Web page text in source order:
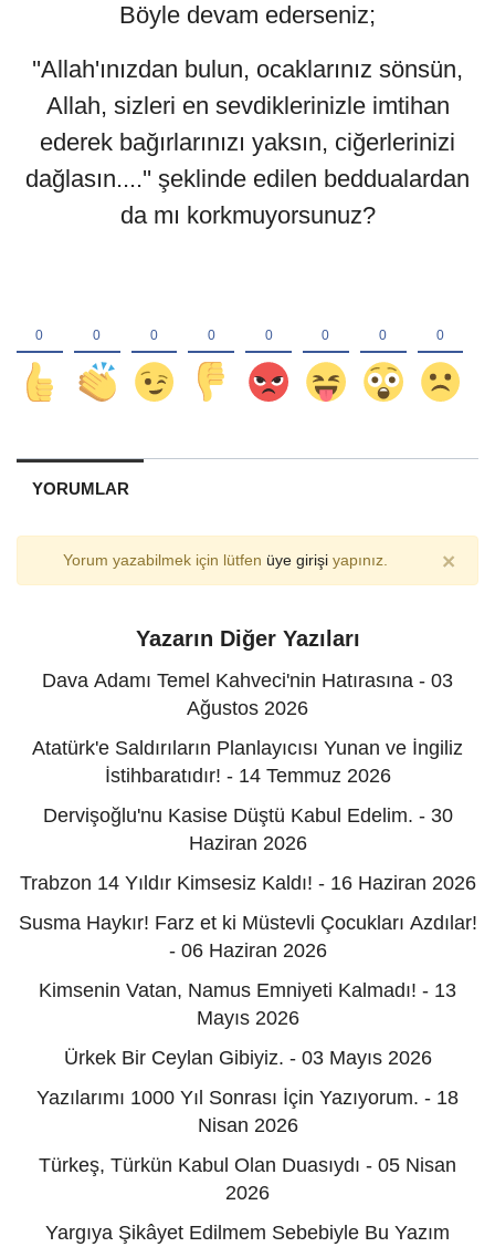
Böyle devam ederseniz;
''Allah'ınızdan bulun, ocaklarınız sönsün,
Allah, sizleri en sevdiklerinizle imtihan
ederek bağırlarınızı yaksın, ciğerlerinizi
dağlasın....'' şeklinde edilen beddualardan
da mı korkmuyorsunuz?
YORUMLAR
Yorum yazabilmek için lütfen üye girişiyapınız. ×
Yazarın Diğer Yazıları
Dava Adamı Temel Kahveci'nin Hatırasına - 03
Ağustos 2026
Atatürk'e Saldırıların Planlayıcısı Yunan ve İngiliz
İstihbaratıdır! - 14 Temmuz 2026
Dervişoğlu'nu Kasise Düştü Kabul Edelim. - 30
Haziran 2026
Trabzon 14 Yıldır Kimsesiz Kaldı! - 16 Haziran 2026
Susma Haykır! Farz et ki Müstevli Çocukları Azdılar!
- 06 Haziran 2026
Kimsenin Vatan, Namus Emniyeti Kalmadı! - 13
Mayıs 2026
Ürkek Bir Ceylan Gibiyiz. - 03 Mayıs 2026
Yazılarımı 1000 Yıl Sonrası İçin Yazıyorum. - 18
Nisan 2026
Türkeş, Türkün Kabul Olan Duasıydı - 05 Nisan
2026
Yargıya Şikâyet Edilmem Sebebiyle Bu Yazım